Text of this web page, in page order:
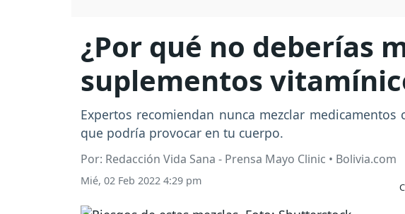
¿Por qué no deberías
suplementos
Expertos recomiendan nunca mezclar
que podría provocar en tu cuerpo.
Por: Redacción Vida Sana - Prensa Mayo Clinic • Bolivia.com
Mié, 02 Feb 2022 4:29 pm